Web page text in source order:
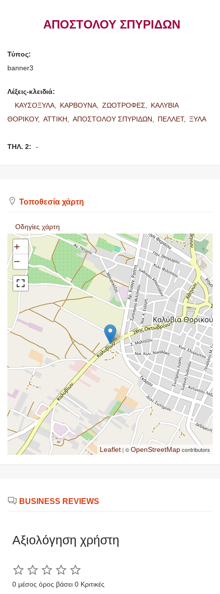
ΑΠΟΣΤΟΛΟΥ ΣΠΥΡΙΔΩΝ
Τύπος:
banner3
Λέξεις-κλειδιά:
ΚΑΥΣΟΞΥΛΑ,
ΚΑΡΒΟΥΝΑ, ΖΩΟΤΡΟΦΕΣ,
ΚΑΛΥΒΙΑ
ΘΟΡΙΚΟΥ, ΑΤΤΙΚΗ, ΑΠΟΣΤΟΛΟΥ ΣΠΥΡΙΔΩΝ, ΠΕΛΛΕΤ, ΞΥΛΑ
ΤΗΛ. 2: -
Τοποθεσία χάρτη
Οδηγίες χάρτη
+
−
Leaflet | ©OpenStreetMapcontributors
BUSINESS REVIEWS
Αξιολόγηση χρήστη
0 μέσος όρος βάσει 0 Κριτικές